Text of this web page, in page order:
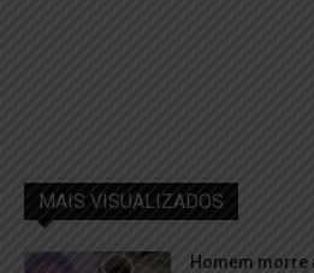
MAIS VISUALIZADOS
Homem morre